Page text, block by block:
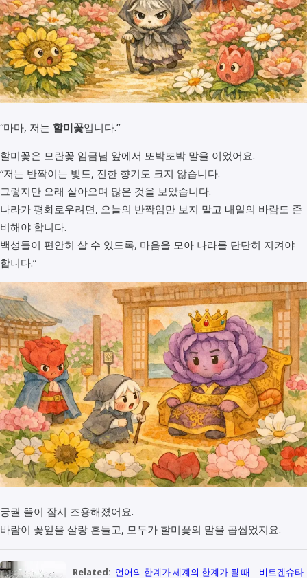
“마마, 저는 할미꽃입니다.”
할미꽃은 모란꽃 임금님 앞에서 또박또박 말을 이었어요.
“저는 반짝이는 빛도, 진한 향기도 크지 않습니다.
그렇지만 오래 살아오며 많은 것을 보았습니다.
나라가 평화로우려면, 오늘의 반짝임만 보지 말고 내일의 바람도 준
비해야 합니다.
백성들이 편안히 살 수 있도록, 마음을 모아 나라를 단단히 지켜야
합니다.”
궁궐 뜰이 잠시 조용해졌어요.
바람이 꽃잎을 살랑 흔들고, 모두가 할미꽃의 말을 곱씹었지요.
Related: 언어의 한계가 세계의 한계가 될 때 – 비트겐슈타